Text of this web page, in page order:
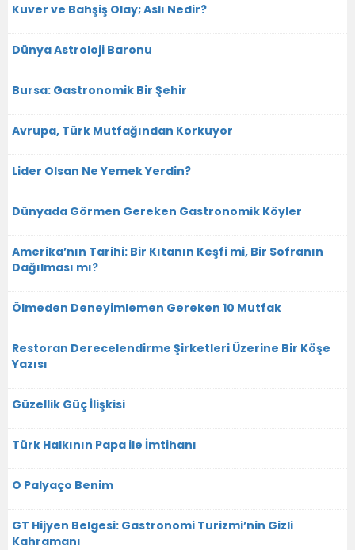
Kuver ve Bahşiş Olay; Aslı Nedir?
Dünya Astroloji Baronu
Bursa: Gastronomik Bir Şehir
Avrupa, Türk Mutfağından Korkuyor
Lider Olsan Ne Yemek Yerdin?
Dünyada Görmen Gereken Gastronomik Köyler
Amerika’nın Tarihi: Bir Kıtanın Keşfi mi, Bir Sofranın
Dağılması mı?
Ölmeden Deneyimlemen Gereken 10 Mutfak
Restoran Derecelendirme Şirketleri Üzerine Bir Köşe
Yazısı
Güzellik Güç İlişkisi
Türk Halkının Papa ile İmtihanı
O Palyaço Benim
GT Hijyen Belgesi: Gastronomi Turizmi’nin Gizli
Kahramanı